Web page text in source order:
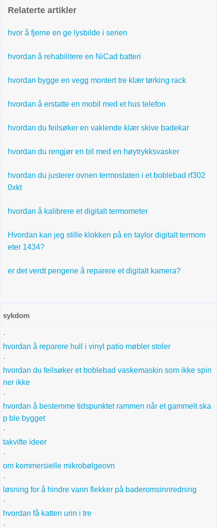
Relaterte artikler
hvor å fjerne en ge lysbilde i serien
hvordan å rehabilitere en NiCad batteri
hvordan bygge en vegg montert tre klær tørking rack
hvordan å erstatte en mobil med et hus telefon
hvordan du feilsøker en vaklende klær skive badekar
hvordan du rengjør en bil med en høytrykksvasker
hvordan du justerer ovnen termostaten i et boblebad rf302
0xkt
hvordan å kalibrere et digitalt termometer
Hvordan kan jeg stille klokken på en taylor digitalt termom
eter 1434?
er det verdt pengene å reparere et digitalt kamera?
sykdom
·
hvordan å reparere hull i vinyl patio møbler stoler
·
hvordan du feilsøker et boblebad vaskemaskin som ikke spin
ner ikke
·
hvordan å bestemme tidspunktet rammen når et gammelt ska
p ble bygget
·
takvifte ideer
·
om kommersielle mikrobølgeovn
·
løsning for å hindre vann flekker på baderomsinnredning
·
hvordan få katten urin i tre
·